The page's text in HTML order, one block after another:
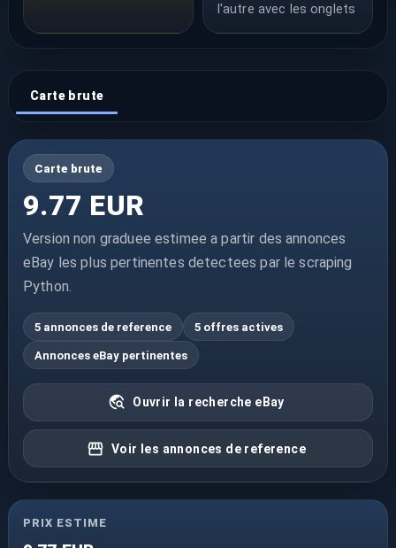
l'autre avec les onglets
Carte brute
Carte brute
9.77 EUR
Version non graduee estimee a partir des annonces
eBay les plus pertinentes detectees par le scraping
Python.
5 annonces de reference 5 offres actives
Annonces eBay pertinentes
Ouvrir la recherche eBay
Voir les annonces de reference
PRIX ESTIME